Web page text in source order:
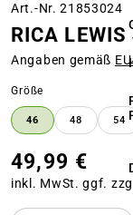
Art.-Nr. 21853024
RICA
Angaben gemäß
Größe
46 48 54
49,99 €
inkl. MwSt. ggf.